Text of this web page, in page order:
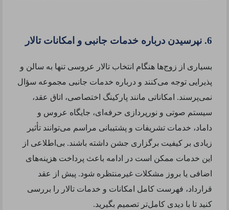
6. نپرسیدن درباره خدمات جانبی و امکانات تالار
بسیاری از زوج‌ها هنگام انتخاب تالار عروسی تنها به سالن و
پذیرایی توجه می‌کنند و درباره خدمات جانبی مجموعه سؤال
نمی‌پرسند. امکاناتی مانند پارکینگ اختصاصی، اتاق عقد،
سیستم صوتی و نورپردازی حرفه‌ای، جایگاه عروس و
داماد، خدمات تشریفات و پشتیبانی مراسم می‌توانند تأثیر
زیادی بر کیفیت برگزاری جشن داشته باشند. بی‌اطلاعی از
این خدمات ممکن است در ادامه باعث پرداخت هزینه‌های
اضافی یا بروز مشکلات غیرمنتظره شود. پیش از عقد
قرارداد، فهرست کامل امکانات و خدمات تالار را بررسی
کنید تا با دیدی کامل‌تر تصمیم بگیرید.